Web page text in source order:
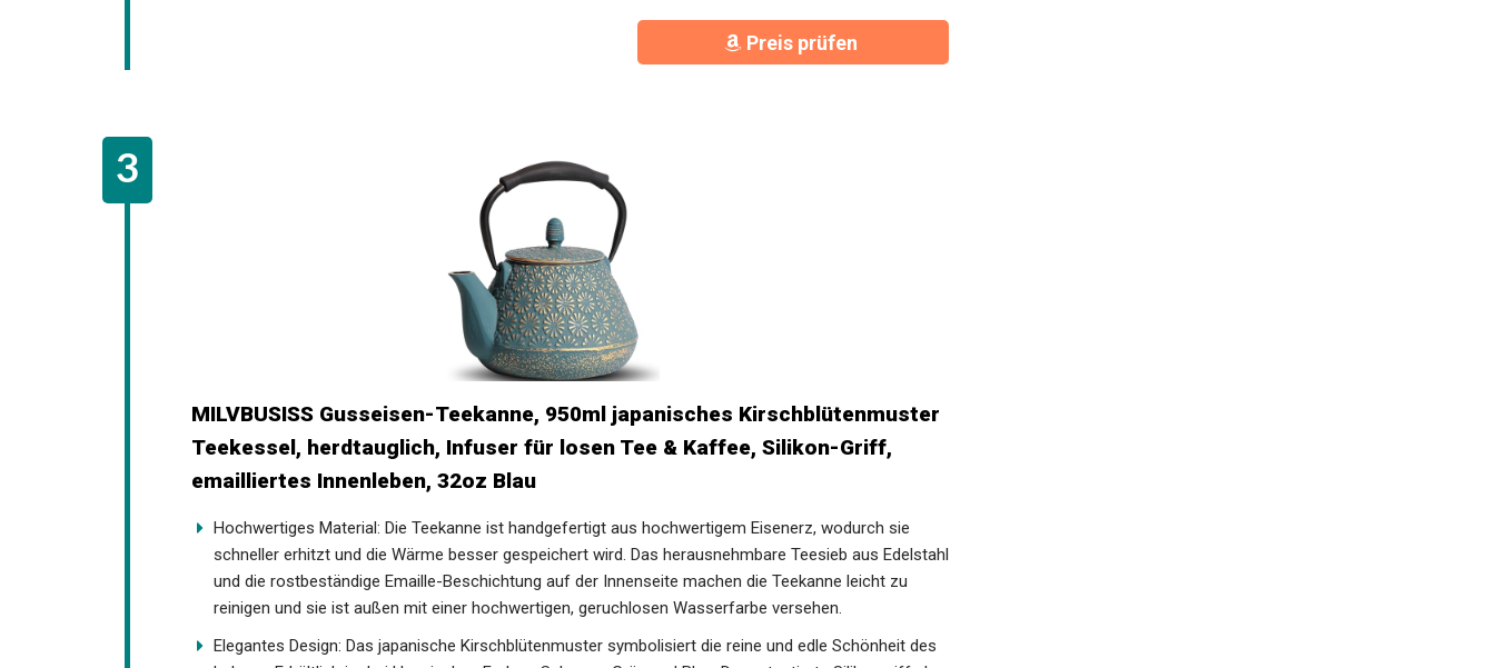
Preis prüfen
MILVBUSISS Gusseisen-Teekanne, 950ml japanisches Kirschblütenmuster
Teekessel, herdtauglich, Infuser für losen Tee & Kaffee, Silikon-Griff,
emailliertes Innenleben, 32oz Blau
Hochwertiges Material: Die Teekanne ist handgefertigt aus hochwertigem Eisenerz, wodurch sie
schneller erhitzt und die Wärme besser gespeichert wird. Das herausnehmbare Teesieb aus Edelstahl
und die rostbeständige Emaille-Beschichtung auf der Innenseite machen die Teekanne leicht zu
reinigen und sie ist außen mit einer hochwertigen, geruchlosen Wasserfarbe versehen.
Elegantes Design: Das japanische Kirschblütenmuster symbolisiert die reine und edle Schönheit des